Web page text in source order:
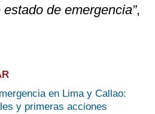
de emergencia”,
en Lima y Callao:
y primeras acciones